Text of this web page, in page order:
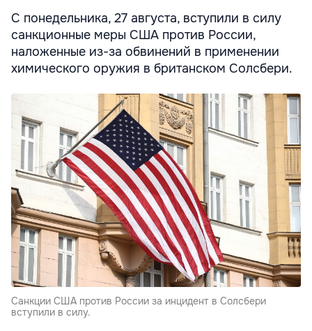
С понедельника, 27 августа, вступили в силу
санкционные меры США против России,
наложенные из-за обвинений в применении
химического оружия в британском Солсбери.
Санкции США против России за инцидент в Солсбери
вступили в силу.